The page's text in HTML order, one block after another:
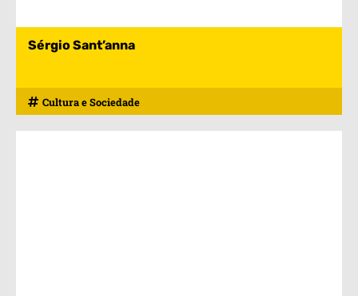
Sérgio Sant’anna
Cultura e Sociedade